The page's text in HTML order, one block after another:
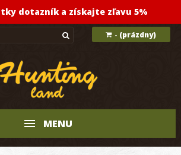
dotazník a získajte zľavu 5%
- (prázdny)
MENU